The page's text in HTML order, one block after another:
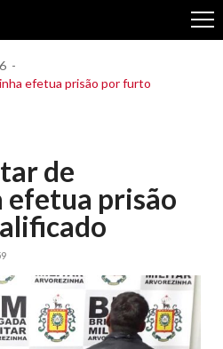
6
efetua prisão por furto
de
prisão